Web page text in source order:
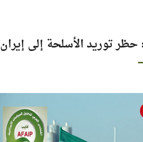
توريد الأسلحة إلى إيران